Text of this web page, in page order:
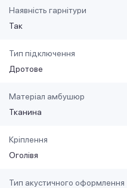
Наявність гарнітури
Так
Тип підключення
Дротове
Матеріал амбушюр
Тканина
Кріплення
Оголівя
Тип акустичного оформлення